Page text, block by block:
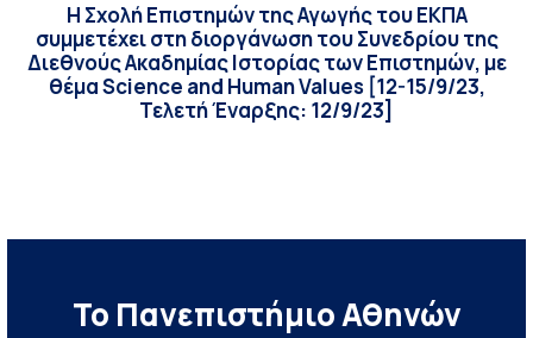
Η Σχολή Επιστημών της Αγωγής του ΕΚΠΑ
συμμετέχει στη διοργάνωση του Συνεδρίου της
Διεθνούς Ακαδημίας Ιστορίας των Επιστημών, με
θέμα Science and Human Values [12-15/9/23,
Τελετή Έναρξης: 12/9/23]
Το Πανεπιστήμιο Αθηνών